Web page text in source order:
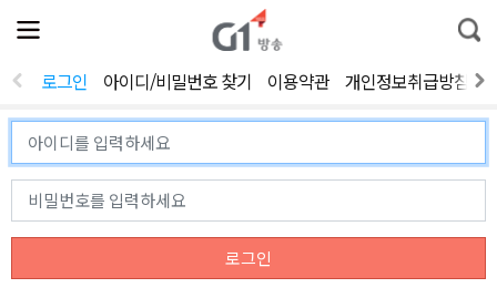
전
체
뉴
열
통
합
색
로그인 아이디/비밀번호 찾기 이용약관 개인정보취급방침
로그인